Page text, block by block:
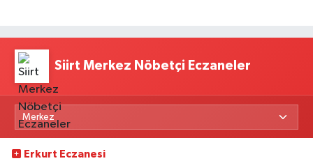
Siirt Merkez Nöbetçi Eczaneler
Erkurt Eczanesi